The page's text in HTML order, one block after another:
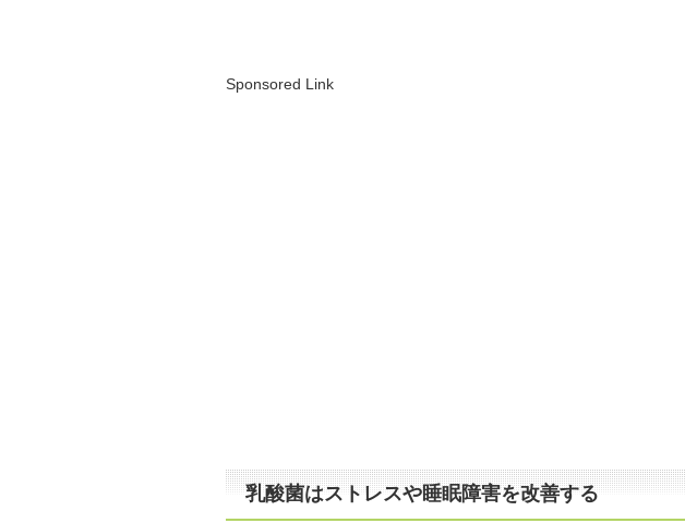
Sponsored Link
乳酸菌はストレスや睡眠障害を改善する